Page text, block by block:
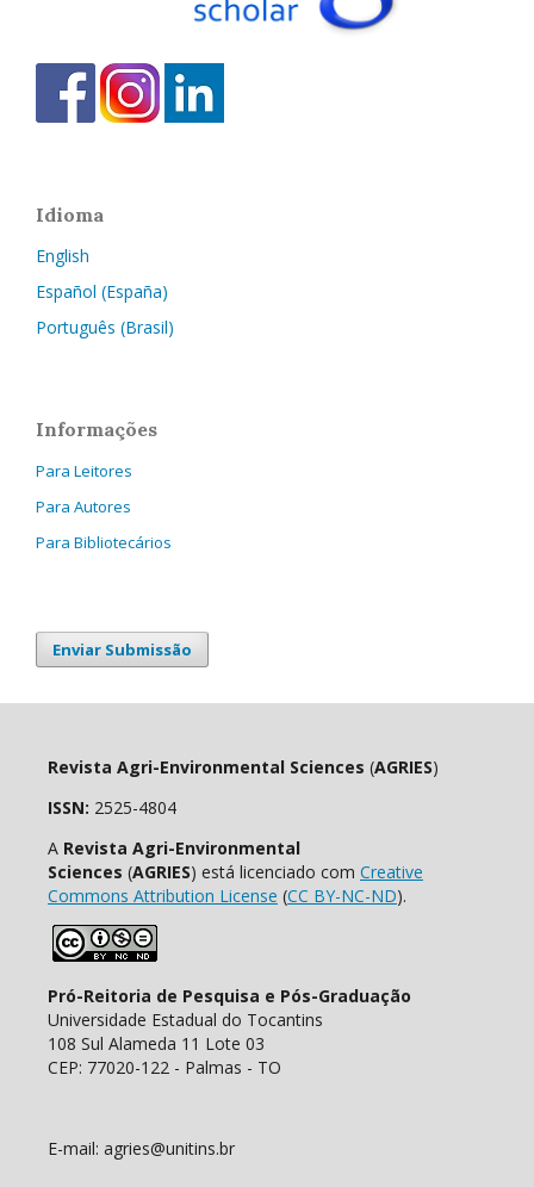
Idioma
English
Español (España)
Português (Brasil)
Informações
Para Leitores
Para Autores
Para Bibliotecários
Enviar Submissão
Revista Agri-Environmental Sciences (AGRIES)
ISSN: 2525-4804
A Revista Agri-Environmental
Sciences (AGRIES) está licenciado com Creative
Commons Attribution License (CC BY-NC-ND).
Pró-Reitoria de Pesquisa e Pós-Graduação
Universidade Estadual do Tocantins
108 Sul Alameda 11 Lote 03
CEP: 77020-122 - Palmas - TO
E-mail: agries@unitins.br